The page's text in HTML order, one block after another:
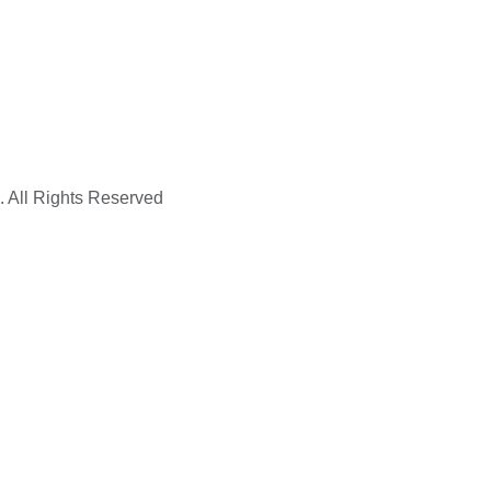
All Rights Reserved